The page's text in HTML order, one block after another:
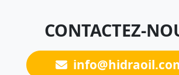
CONTACTEZ-